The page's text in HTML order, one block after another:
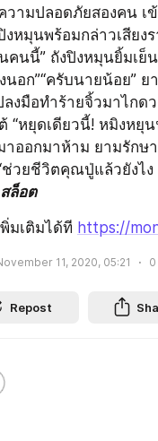
วามปลอดภัยสองคน เ
งหมุนพร้อมกล่าวเสียง
คนนี้” ถังปิงหมุนยิ้มเย็
นอก”“ครับนายน้อย”
ลงมือทำร้ายจิ้วมาไกด
“หยุดเดียวนี้! หมิงหยุ
าออกมาห้าม ยามรักษ
วยชีวิตคุณปู่แล้วยังไง
สล็อต
มเติมได้ที https://
11, 2020, 05:21 0
Repost